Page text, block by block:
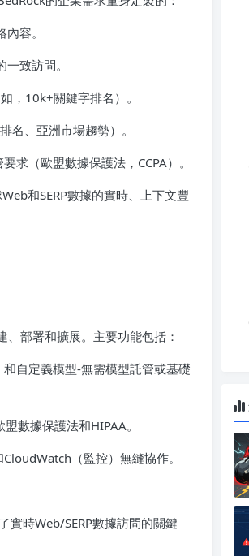
容。
致訪問。
，10k+關鍵字排名）。
名、亞洲市場趨勢）。
求（歐盟數據保護法，CCPA）。
和SERP數據的實時、上下文豐
部署和擴展。主要功能包括：
自定義模型-無需模型託管或基礎
數據保護法和HIPAA。
（監控）無縫協作。
時Web/SERP數據訪問的關鍵